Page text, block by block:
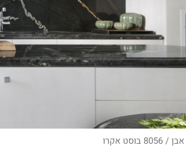
אבן/ 8056 בוסט אקרו